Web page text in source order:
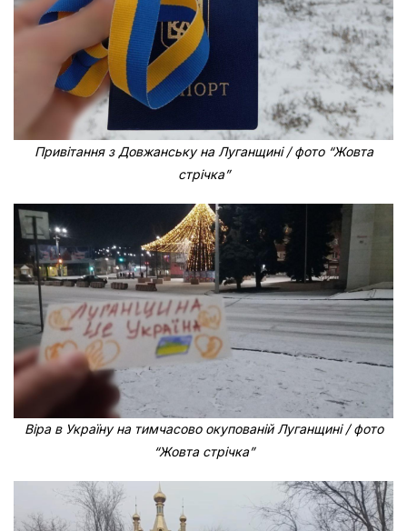
Привітання з Довжанську на Луганщині / фото “Жовта
стрічка”
Віра в Україну на тимчасово окупованій Луганщині / фото
“Жовта стрічка”